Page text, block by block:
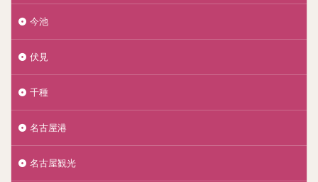
今池
伏見
千種
名古屋港
名古屋観光